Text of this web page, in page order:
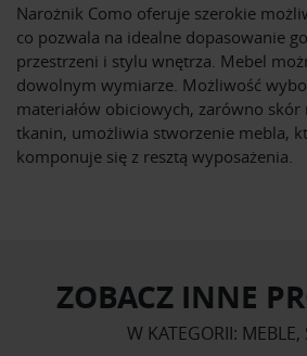
Narożnik Como oferuje szerokie
co pozwala na idealne dopasowanie
przestrzeni i stylu wnętrza. Mebel
dowolnym wymiarze. Możliwość
materiałów obiciowych, zarówno
tkanin, umożliwia stworzenie mebla,
komponuje się z resztą wyposażenia.
ZOBACZ INNE
W KATEGORII: MEBLE,